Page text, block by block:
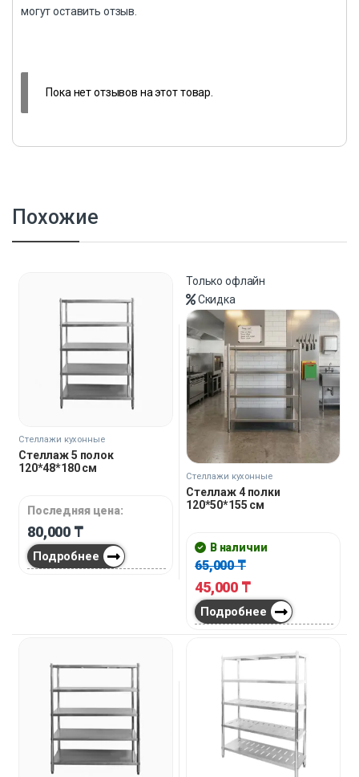
могут оставить отзыв.
Пока нет отзывов на этот товар.
Похожие
Стеллажи кухонные
Стеллаж 5 полок
120*48*180 см
Последняя цена:
80,000 ₸
Подробнее
Только офлайн
Скидка
Стеллажи кухонные
Стеллаж 4 полки
120*50*155 см
В наличии
65,000₸
45,000 ₸
Подробнее